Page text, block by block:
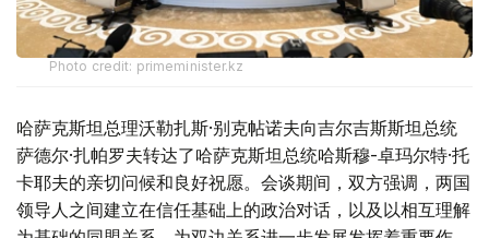
Photo credit: primeminister.kz
哈萨克斯坦总理沃勒扎斯·别克帖诺夫向吉尔吉斯斯坦总统
萨德尔·扎帕罗夫转达了哈萨克斯坦总统哈斯穆-卓玛尔特·托
卡耶夫的亲切问候和良好祝愿。会谈期间，双方强调，两国
领导人之间建立在信任基础上的政治对话，以及以相互理解